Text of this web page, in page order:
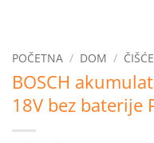
POČETNA / DOM /
BOSCH
18V bez baterije